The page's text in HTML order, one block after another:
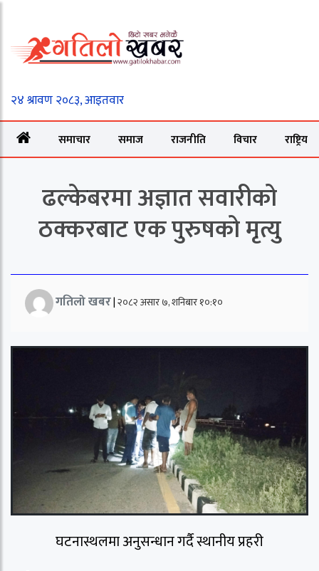
समाचार समाज राजनीति विचार राष्ट्रिय
ढल्केबरमा अज्ञात सवारीको
ठक्करबाट एक पुरुषको मृत्यु
गतिलो खबर|२०८२ असार ७, शनिबार १०:१०
घटनास्थलमा अनुसन्धान गर्दै स्थानीय प्रहरी